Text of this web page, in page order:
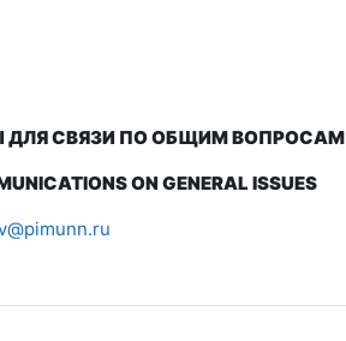
ДЛЯ СВЯЗИ ПО ОБЩИМ ВОПРОСАМ
ON GENERAL ISSUES